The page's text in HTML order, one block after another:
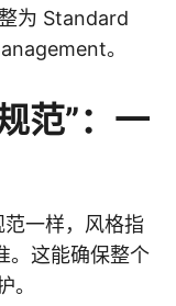
为 Standard
。
范”：一
一样，风格指
。这能确保整个
。